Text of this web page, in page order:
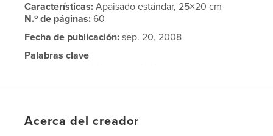
Características:Apaisado estándar, 25×20 cm
N.º de páginas:60
Fecha de publicación: sep. 20, 2008
Palabras clave
Acerca del creador